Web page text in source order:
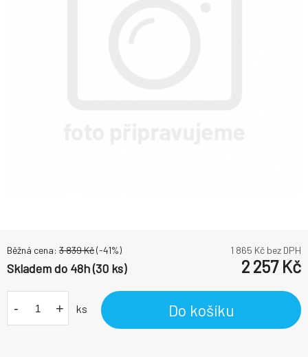
Běžná cena: 3 839Kč(-41%) 1 865 Kč bez DPH
Skladem do 48h (30 ks) 2 257Kč
- + ks Do košíku